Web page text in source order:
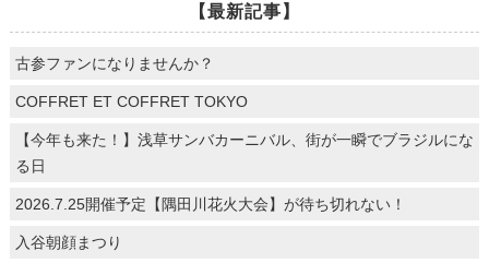
【最新記事】
古参ファンになりませんか？
COFFRET ET COFFRET TOKYO
【今年も来た！】浅草サンバカーニバル、街が一瞬でブラジルにな
る日
2026.7.25開催予定【隅田川花火大会】が待ち切れない！
入谷朝顔まつり